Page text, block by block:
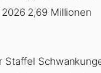
2,69 Millionen
Staffel